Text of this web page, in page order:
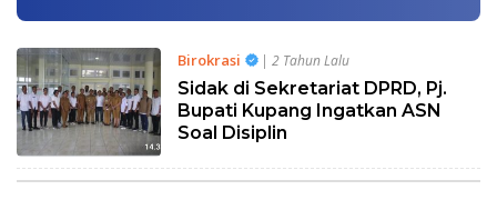
Birokrasi | 2 Tahun Lalu
Sidak di Sekretariat DPRD, Pj.
Bupati Kupang Ingatkan ASN
Soal Disiplin